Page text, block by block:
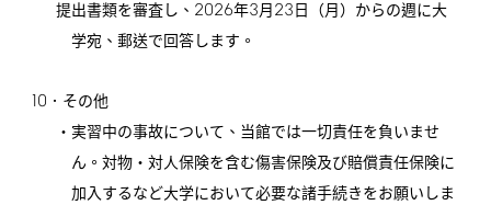
提出書類を審査し、 2026年3月 23 日（月）からの週に大
学宛、郵送で回答します。
10 ．その他
・実習中の事故について、当館では一切責任を負いませ
ん。対物・対人保険を含む傷害保険及び賠償責任保険に
加入するなど大学において必要な諸手続きをお願いしま